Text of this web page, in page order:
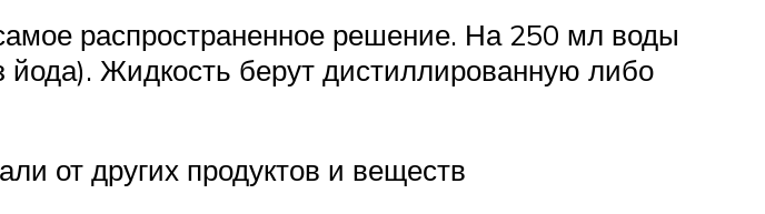
распространенное решение. На 250 мл воды
Жидкость берут дистиллированную либо
от других продуктов и веществ